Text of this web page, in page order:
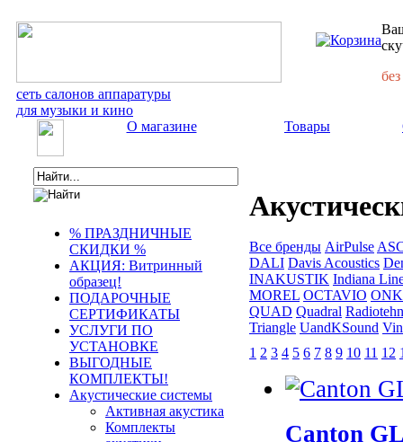
сеть салонов аппаратуры
для музыки и кино
О магазине Товары
% ПРАЗДНИЧНЫЕ
СКИДКИ %
АКЦИЯ: Витринный
образец!
ПОДАРОЧНЫЕ
СЕРТИФИКАТЫ
УСЛУГИ ПО
УСТАНОВКЕ
ВЫГОДНЫЕ
КОМПЛЕКТЫ!
Акустические системы
Активная акустика
Комплекты
Все бренды AirPulse
DALI Davis Acoustics
INAKUSTIK Indiana
MOREL OCTAVIO
QUAD Quadral
Triangle UandKSound
1 2 3 4 5 6 7 8 9 10 11 12
Canton